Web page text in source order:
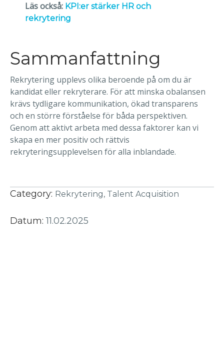
Läs också: KPI:er stärker HR och
rekrytering
Sammanfattning
Rekrytering upplevs olika beroende på om du är
kandidat eller rekryterare. För att minska obalansen
krävs tydligare kommunikation, ökad transparens
och en större förståelse för båda perspektiven.
Genom att aktivt arbeta med dessa faktorer kan vi
skapa en mer positiv och rättvis
rekryteringsupplevelsen för alla inblandade.
Category: Rekrytering, Talent Acquisition
Datum: 11.02.2025